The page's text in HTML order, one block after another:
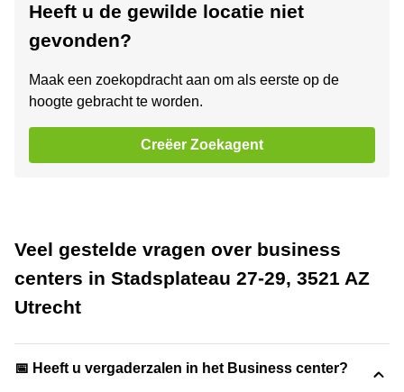
Heeft u de gewilde locatie niet
gevonden?
Maak een zoekopdracht aan om als eerste op de
hoogte gebracht te worden.
Creëer Zoekagent
Veel gestelde vragen over business
centers in Stadsplateau 27-29, 3521 AZ
Utrecht
📅 Heeft u vergaderzalen in het Business center?